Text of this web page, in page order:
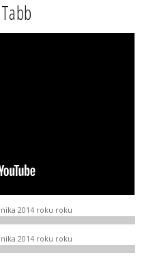
2014 roku roku
2014 roku roku